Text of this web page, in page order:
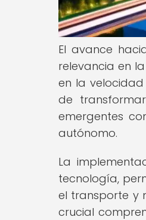
El avance
relevancia en
en la
de
emergentes
autónomo.
La
tecnología,
el transporte y
crucial